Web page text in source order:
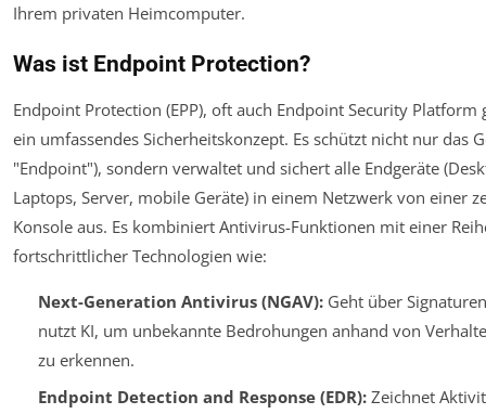
Ihrem privaten Heimcomputer.
Was ist Endpoint Protection?
Endpoint Protection (EPP), oft auch Endpoint Security Platform
ein umfassendes Sicherheitskonzept. Es schützt nicht nur das
"Endpoint"), sondern verwaltet und sichert alle Endgeräte
Laptops, Server, mobile Geräte) in einem Netzwerk von einer
Konsole aus. Es kombiniert Antivirus-Funktionen mit einer
fortschrittlicher Technologien wie:
Next-Generation Antivirus (NGAV):Geht über
nutzt KI, um unbekannte Bedrohungen anhand von
zu erkennen.
Endpoint Detection and Response (EDR):Zeichnet